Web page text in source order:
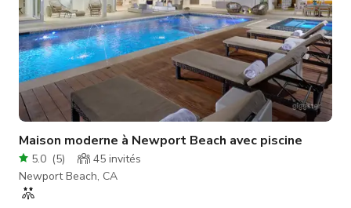
Maison moderne à Newport Beach avec piscine
5.0 (5) 45 invités
Newport Beach, CA